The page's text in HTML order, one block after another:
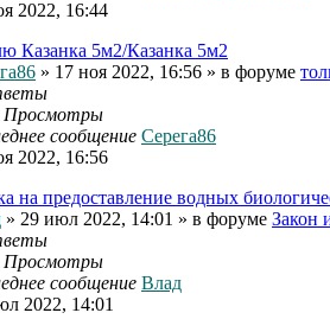
2022, 16:44
Казанка 5м2/Казанка 5м2
» 17 ноя 2022, 16:56 » в форуме
Просмотры
сообщение Серега86
2022, 16:56
на предоставление водных
» 29 июл 2022, 14:01 » в форуме Закон
Просмотры
сообщение Влад
2022, 14:01